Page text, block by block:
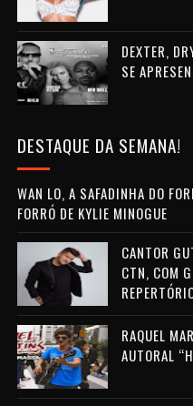
DEXTER,
SE
DESTAQUE DA SEMANA!
WAN LO, A SAFADINHA DO
FORRÓ DE KYLIE MINOGUE
CANTOR
CTN, COM
RAQUEL
AUTORAL